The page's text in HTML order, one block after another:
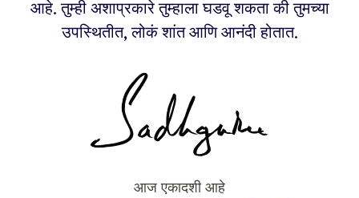
आहे. तुम्ही अशाप्रकारे तुम्हाला घडवू शकता की तुमच्या
उपस्थितीत, लोकं शांत आणि आनंदी होतात.
आज एकादशी आहे